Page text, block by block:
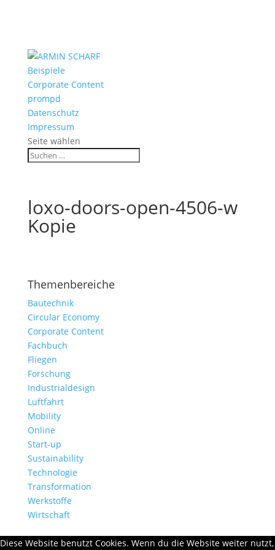
Beispiele
Corporate Content
prompd
Datenschutz
Impressum
Seite wählen
loxo-doors-open-4506-w
Kopie
Themenbereiche
Bautechnik
Circular Economy
Corporate Content
Fachbuch
Fliegen
Forschung
Industrialdesign
Luftfahrt
Mobility
Online
Start-up
Sustainability
Technologie
Transformation
Werkstoffe
Wirtschaft
Diese Website benutzt Cookies. Wenn du die Website weiter nutzt,